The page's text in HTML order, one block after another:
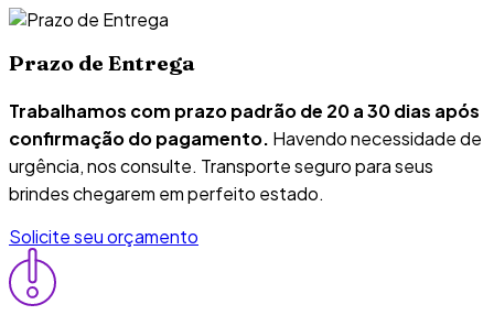
Prazo de Entrega
Trabalhamos com prazo padrão de 20 a 30 dias após
confirmação do pagamento. Havendo necessidade de
urgência, nos consulte. Transporte seguro para seus
brindes chegarem em perfeito estado.
Solicite seu orçamento